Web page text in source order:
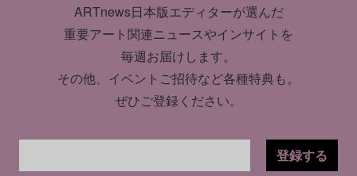
ARTnews日本版エディターが選んだ
重要アート関連ニュースやインサイトを
毎週お届けします。
その他、イベントご招待など各種特典も。
ぜひご登録ください。
登録する